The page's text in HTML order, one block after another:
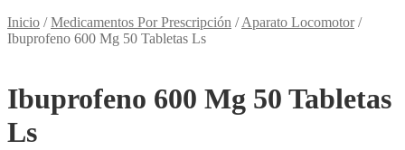
Inicio /Medicamentos Por Prescripción /Aparato Locomotor/
Ibuprofeno 600 Mg 50 Tabletas Ls
Ibuprofeno 600 Mg 50 Tabletas
Ls